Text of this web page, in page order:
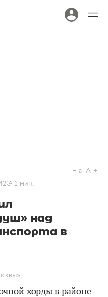
1 мин.
a A
над
в
хорды в районе